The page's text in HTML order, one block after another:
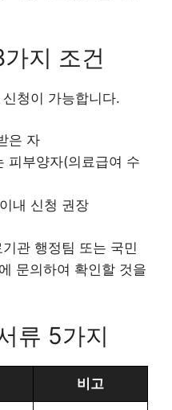
지 조건
청이 가능합니다.
은 자
피부양자(의료급여 수
내 신청 권장
관 행정팀 또는 국민
문의하여 확인할 것을
류 5가지
비고